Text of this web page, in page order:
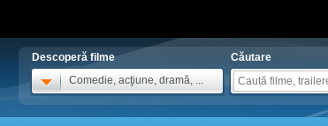
Descoperă filme
Comedie, acţiune, dramă, ...
Căutare